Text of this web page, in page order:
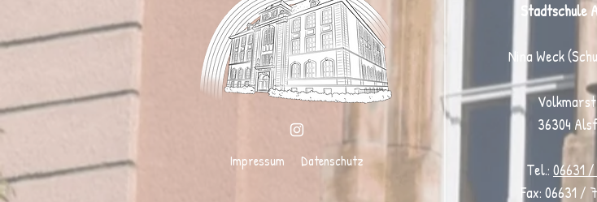
Stadtschule
Nina Weck
36304
Tel.: 06631 /
Fax: 06631 /
Impressum Datenschutz